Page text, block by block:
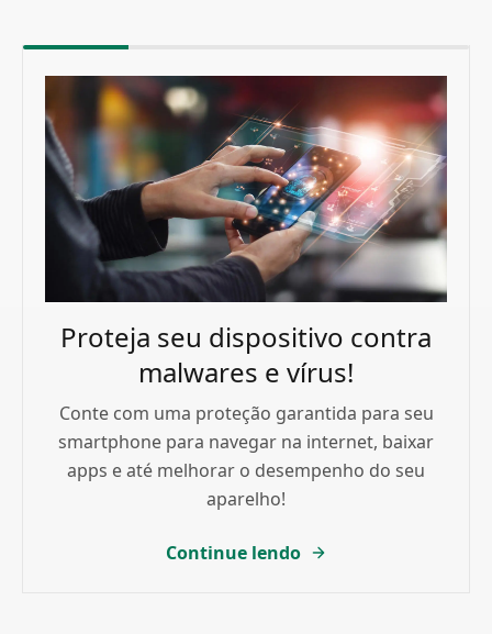
Proteja seu dispositivo contra
malwares e vírus!
Conte com uma proteção garantida para seu
smartphone para navegar na internet, baixar
apps e até melhorar o desempenho do seu
aparelho!
Continue lendo